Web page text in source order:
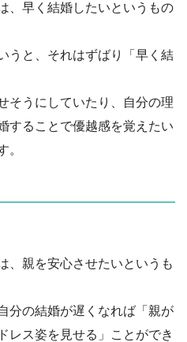
、早く結婚したいというもの
うと、それはずばり「早く結
そうにしていたり、自分の理
することで優越感を覚えたい
。
、親を安心させたいというも
分の結婚が遅くなれば「親が
レス姿を見せる」ことができ